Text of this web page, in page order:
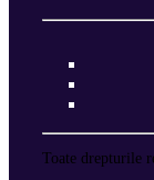
Toate drepturile